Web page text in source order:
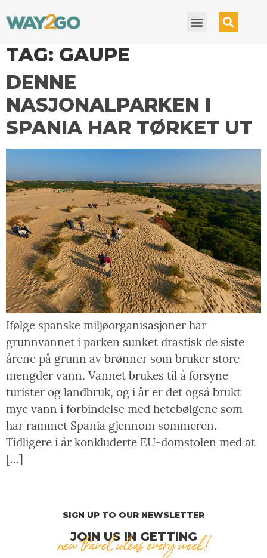
TAG: GAUPE
DENNE
NASJONALPARKEN I
SPANIA HAR TØRKET UT
Ifølge spanske miljøorganisasjoner har
grunnvannet i parken sunket drastisk de siste
årene på grunn av brønner som bruker store
mengder vann. Vannet brukes til å forsyne
turister og landbruk, og i år er det også brukt
mye vann i forbindelse med hetebølgene som
har rammet Spania gjennom sommeren.
Tidligere i år konkluderte EU-domstolen med at
[…]
SIGN UP TO OUR NEWSLETTER
JOIN US IN GETTING
new travel ideas every week!